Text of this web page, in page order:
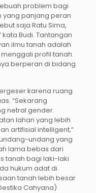
problem bagi
yang panjang peran
saja Ratu Sima,
kata Budi. Tantangan
ilmu tanah adalah
profil tanah.
berperan di bidang
karena ruang
“Sekarang
netral gender.
lahan yang lebih
artifisial intelligent,”
undang yang
lama bebas dari
tanah bagi laki-laki
hukum adat di
tanah lebih besar
Cahyana)